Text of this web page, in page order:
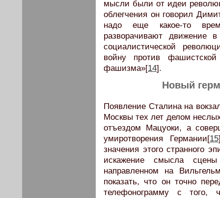
мысли были от идеи
облегчения он говорил
надо еще какое-то
разворачивают
социалистической
войну против
фашизма»[14].
Новый
Появление Сталина на
Москвы тех лет делом
отъездом Мацуоки, а
умиротворения Германии[15
значения этого странного
искажение смысла
направленном на
показать, что он точно
телефонограмму с того,